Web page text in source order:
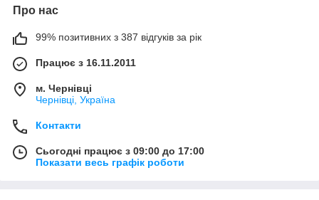
Про нас
99% позитивних з 387 відгуків за рік
Працює з 16.11.2011
м. Чернівці
Чернівці, Україна
Контакти
Сьогодні працює з 09:00 до 17:00
Показати весь графік роботи